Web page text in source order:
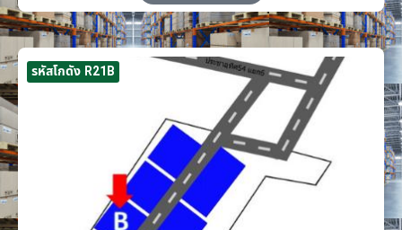
รหัสโกดัง R21B